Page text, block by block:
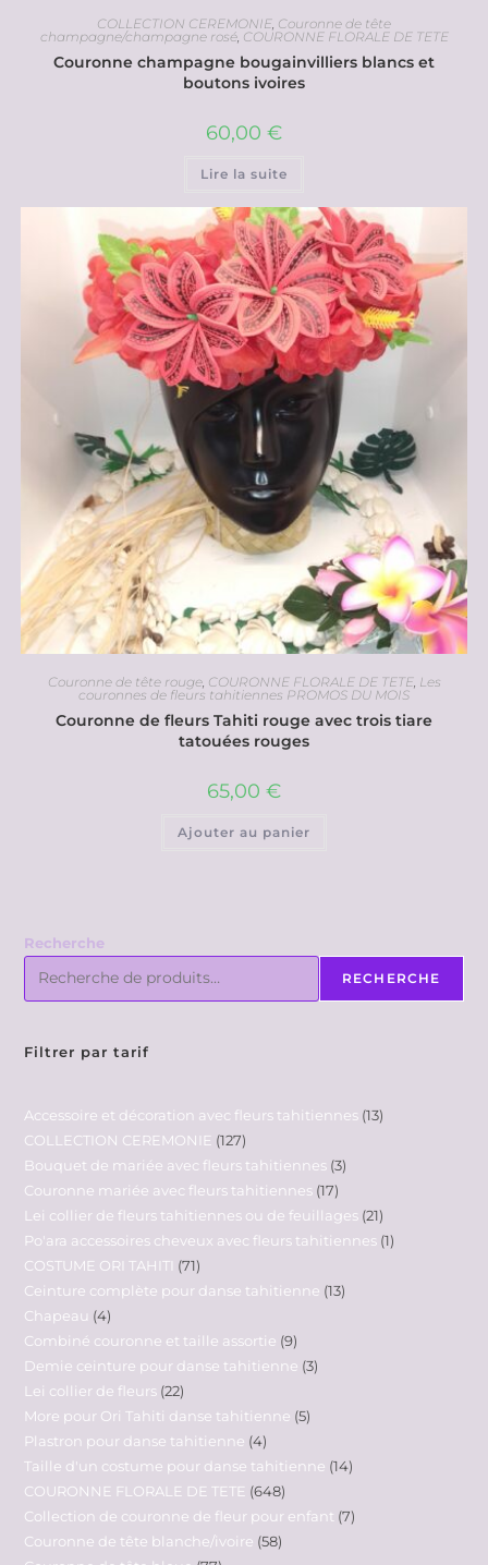
COLLECTION CEREMONIE, Couronne de tête
champagne/champagne rosé, COURONNE FLORALE DE TETE
Couronne champagne bougainvilliers blancs et
boutons ivoires
60,00 €
Lire la suite
Couronne de tête rouge, COURONNE FLORALE DE TETE, Les
couronnes de fleurs tahitiennes PROMOS DU MOIS
Couronne de fleurs Tahiti rouge avec trois tiare
tatouées rouges
65,00 €
Ajouter au panier
Recherche
RECHERCHE
Filtrer par tarif
Accessoire et décoration avec fleurs tahitiennes 13
COLLECTION CEREMONIE 127
Bouquet de mariée avec fleurs tahitiennes 3
Couronne mariée avec fleurs tahitiennes 17
Lei collier de fleurs tahitiennes ou de feuillages 21
Po'ara accessoires cheveux avec fleurs tahitiennes 1
COSTUME ORI TAHITI
71
Ceinture complète pour danse tahitienne 13
Chapeau 4
Combiné couronne et taille assortie 9
Demie ceinture pour danse tahitienne 3
Lei collier de fleurs 22
More pour Ori Tahiti danse tahitienne 5
Plastron pour danse tahitienne 4
Taille d'un costume pour danse tahitienne 14
COURONNE FLORALE DE TETE 648
Collection de couronne de fleur pour enfant 7
Couronne de tête blanche/ivoire 58